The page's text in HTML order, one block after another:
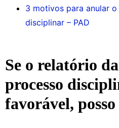
3 motivos para anular
disciplinar – PAD
Se o relatório
processo
favorável,